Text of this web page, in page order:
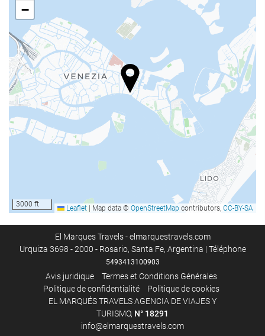
Services de réception
Réception ouverte 24h/24
Bagagerie
Bien-être
Spa
Salle de Fitness
Wi-Fi gratuit
Service de nettoyage
Service Blanchisserie
−
3000 ft Leaflet | Map data © OpenStreetMap contributors, CC-BY-SA
El Marques Travels - elmarquestravels.com
Urquiza 3698 - 2000 - Rosario, Santa Fe, Argentina | Téléphone
5493413100903
Avis juridique
Termes et Conditions Générales
Politique de confidentialité
Politique de cookies
EL MARQUÉS TRAVELS AGENCIA DE VIAJES Y
TURISMO, N° 18291
info@elmarquestravels.com